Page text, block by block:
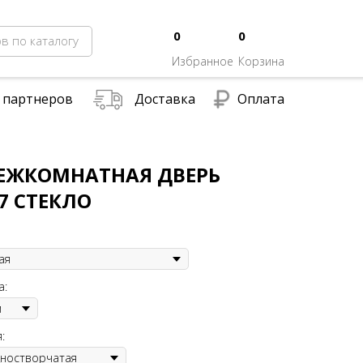
Доставка Оплата
Корзина
0
Избранное
0
по каталогу
ДВЕРЬ
СТЕКЛО